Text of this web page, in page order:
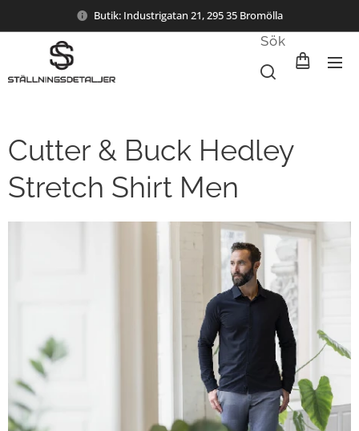
Butik: Industrigatan 21, 295 35 Bromölla
Sök
Cutter & Buck Hedley
Stretch Shirt Men